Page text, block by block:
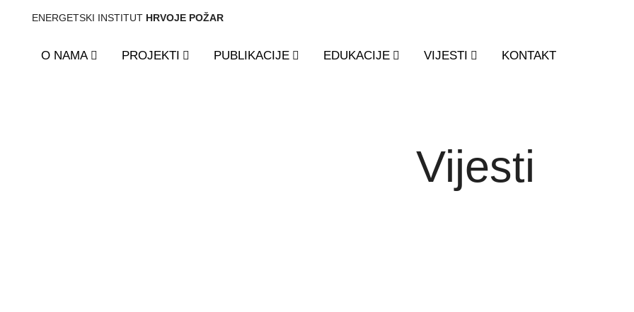
ENERGETSKI INSTITUT HRVOJE POŽAR
O NAMA PROJEKTI PUBLIKACIJE EDUKACIJE VIJESTI KONTAKT
Vijesti